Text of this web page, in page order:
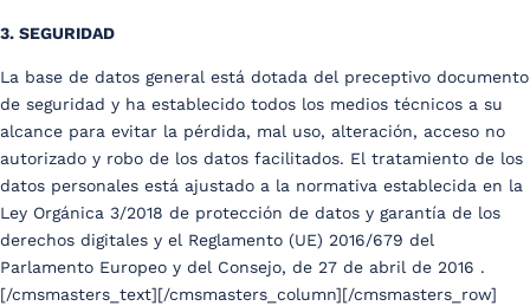
3. SEGURIDAD
La base de datos general está dotada del preceptivo documento
de seguridad y ha establecido todos los medios técnicos a su
alcance para evitar la pérdida, mal uso, alteración, acceso no
autorizado y robo de los datos facilitados. El tratamiento de los
datos personales está ajustado a la normativa establecida en la
Ley Orgánica 3/2018 de protección de datos y garantía de los
derechos digitales y el Reglamento (UE) 2016/679 del
Parlamento Europeo y del Consejo, de 27 de abril de 2016 .
[/cmsmasters_text][/cmsmasters_column][/cmsmasters_row]